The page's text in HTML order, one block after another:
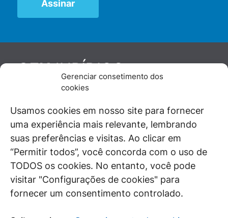
Gerenciar consetimento dos
cookies
Usamos cookies em nosso site para fornecer
uma experiência mais relevante, lembrando
suas preferências e visitas. Ao clicar em
“Permitir todos”, você concorda com o uso de
TODOS os cookies. No entanto, você pode
visitar "Configurações de cookies" para
fornecer um consentimento controlado.
GENJURÍDICO
De maneira independente, os autores e
juristas e doutrinadores nacionais, se posicionam
diante de questões relevantes do cotidiano e
universo jurídico.